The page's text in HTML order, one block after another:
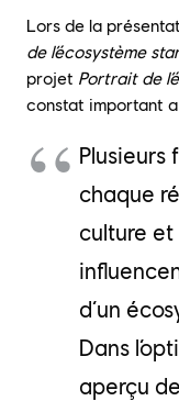
Lors de la
de l’écosystème
projet Portrait de
constat important
Plusieurs
chaque
culture
d’un
Dans
aperçu